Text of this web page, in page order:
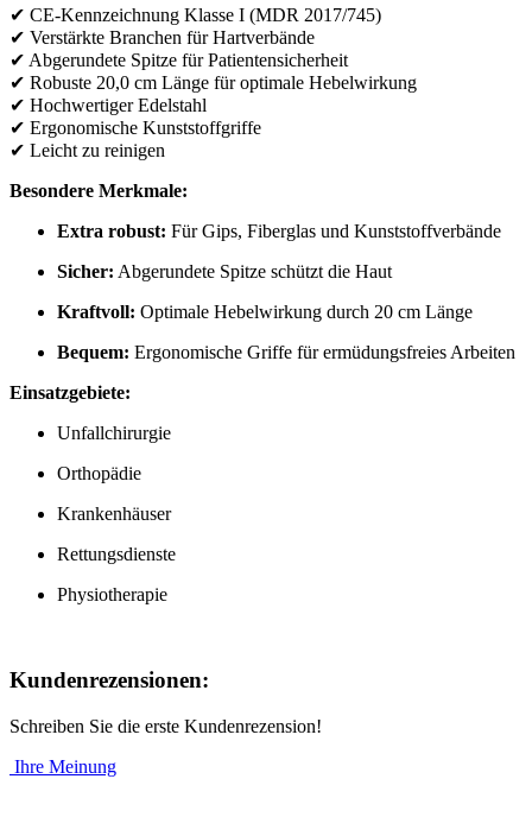
✔ CE-Kennzeichnung Klasse I (MDR 2017/745)
✔ Verstärkte Branchen für Hartverbände
✔ Abgerundete Spitze für Patientensicherheit
✔ Robuste 20,0 cm Länge für optimale Hebelwirkung
✔ Hochwertiger Edelstahl
✔ Ergonomische Kunststoffgriffe
✔ Leicht zu reinigen
Besondere Merkmale:
Extra robust: Für Gips, Fiberglas und Kunststoffverbände
Sicher: Abgerundete Spitze schützt die Haut
Kraftvoll: Optimale Hebelwirkung durch 20 cm Länge
Bequem: Ergonomische Griffe für ermüdungsfreies Arbeiten
Einsatzgebiete:
Unfallchirurgie
Orthopädie
Krankenhäuser
Rettungsdienste
Physiotherapie
Kundenrezensionen:
Schreiben Sie die erste Kundenrezension!
Ihre Meinung